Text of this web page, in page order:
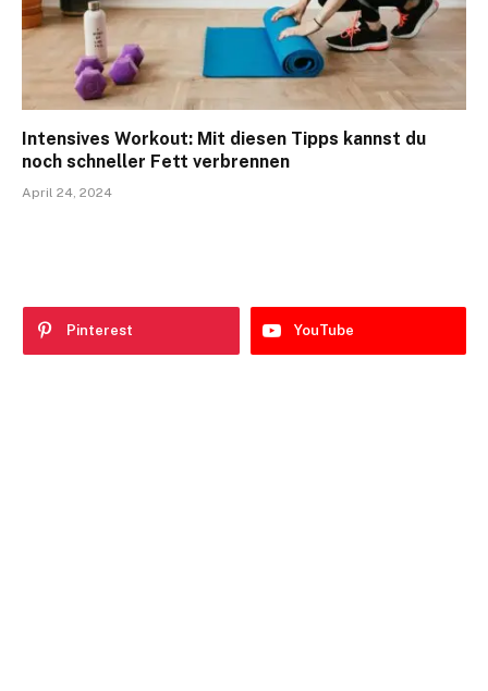
Intensives Workout: Mit diesen Tipps kannst du
noch schneller Fett verbrennen
April 24, 2024
Pinterest YouTube